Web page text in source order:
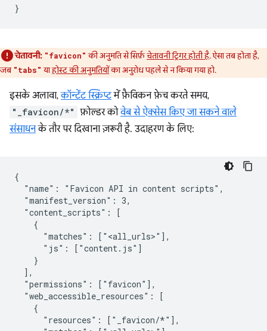
चेतावनी: "favicon" की अनुमति से सिर्फ़चेतावनी ट्रिगर होती है. ऐसा तब होता है,
जब "tabs" याहोस्ट की अनुमतियोंका अनुरोध पहले से न किया गया हो.
इसके अलावा,कॉन्टेंट स्क्रिप्टमें फ़ैविकन फ़ेच करते समय,
"_favicon/*" फ़ोल्डर कोवेब से ऐक्सेस किए जा सकने वाले
संसाधनके तौर पर दिखाना ज़रूरी है. उदाहरण के लिए:
{
  "name": "Favicon API in content scripts",
  "manifest_version": 3,
  "content_scripts": [
    {
      "matches": ["<all_urls>"],
      "js": ["content.js"]
    }
  ],
  "permissions": ["favicon"],
  "web_accessible_resources": [
    {
      "resources": ["_favicon/*"],